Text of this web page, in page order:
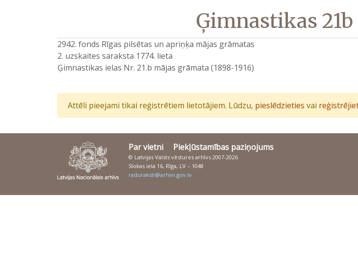
Ģimnastikas 21b
2942. fonds Rīgas pilsētas un apriņķa mājas grāmatas
2. uzskaites saraksta 1774. lieta
Ģimnastikas ielas Nr. 21.b mājas grāmata (1898-1916)
Attēli pieejami tikai reģistrētiem lietotājiem. Lūdzu, pieslēdzieties vai
Par vietni Piekļūstamības paziņojums
© Latvijas Valsts vēstures arhīvs 2007-2026
Slokas iela 16, Rīga, LV – 1048
raduraksti@arhivi.gov.lv